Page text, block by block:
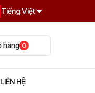
Tiếng Việt
0
LIÊN HỆ